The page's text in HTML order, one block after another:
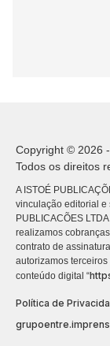
Copyright © 2026
Todos os direitos
A ISTOÉ
vinculação editorial e
PUBLICACÕES
realizamos
contrato de
autorizamos
conteúdo digital “
Política de